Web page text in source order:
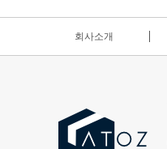
회사소개